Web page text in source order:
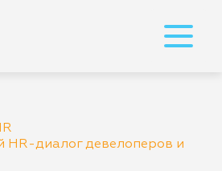
HR-диалог девелоперов и